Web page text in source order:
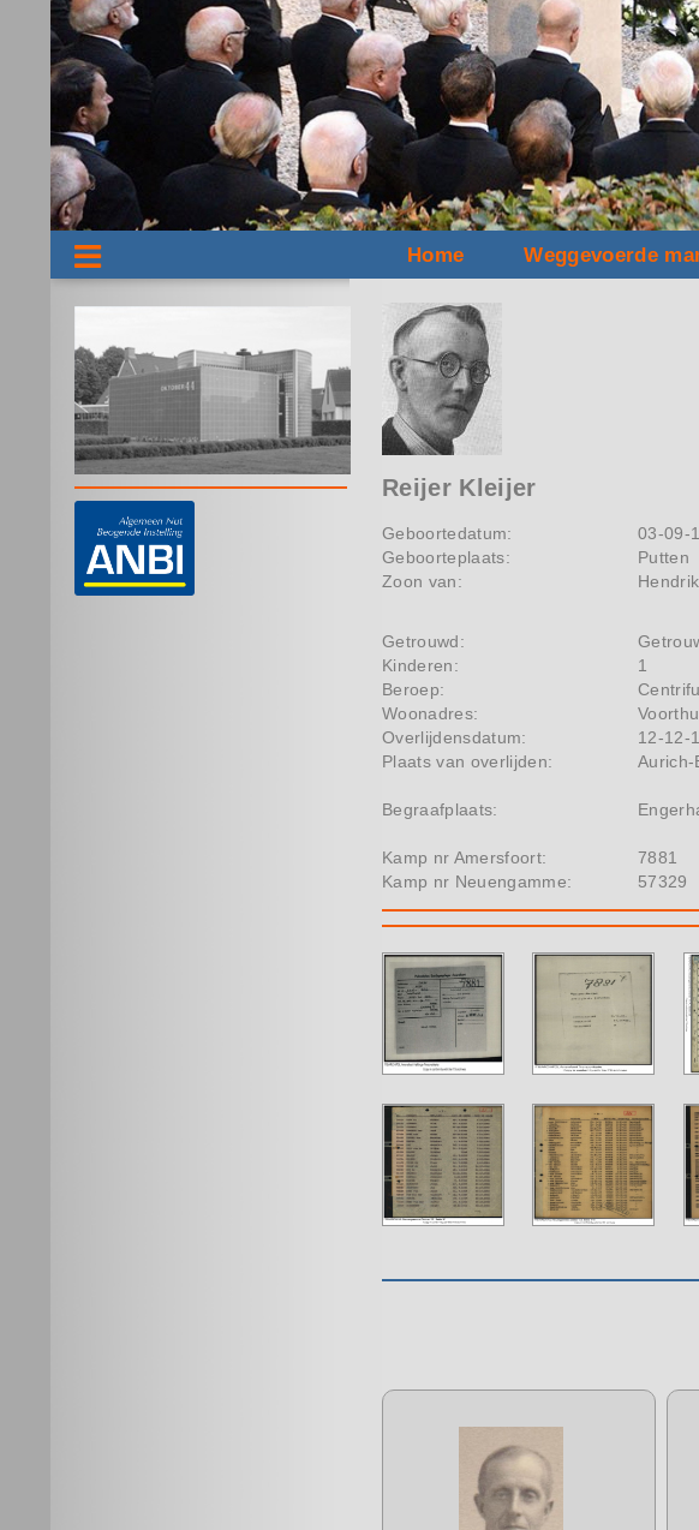
Home Weggevoerde
Reijer Kleijer
Geboortedatum:
03-09-
Geboorteplaats:
Putten
Zoon van:
Getrouwd:
Kinderen:
1
Beroep:
Woonadres:
Overlijdensdatum:
12-12-
Plaats van overlijden:
Aurich-
Begraafplaats:
Kamp nr Amersfoort:
7881
Kamp nr Neuengamme:
57329